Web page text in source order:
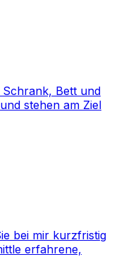
Bett und
stehen am Ziel
bei mir kurzfristig
erfahrene,